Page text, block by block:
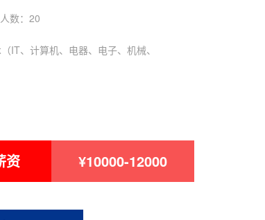
数：20
IT、计算机、电器、电子、机械、
资 ¥10000-12000